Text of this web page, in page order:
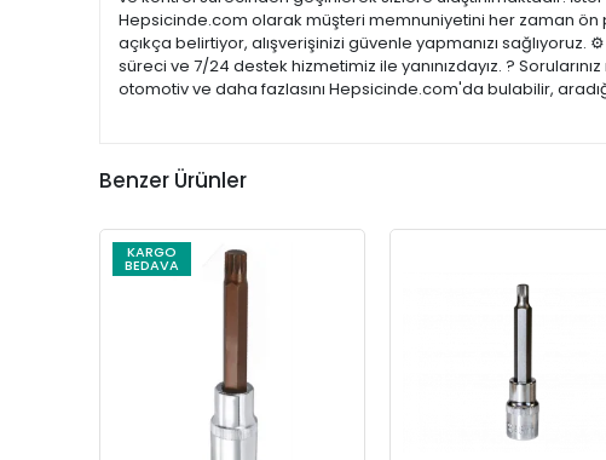
Hepsicinde.com olarak müşteri memnuniyetini her zaman
açıkça belirtiyor, alışverişinizi güvenle yapmanızı
süreci ve 7/24 destek hizmetimiz ile yanınızdayız. ?
otomotiv ve daha fazlasını Hepsicinde.com'da bulabilir,
Benzer Ürünler
KARGO
BEDAVA